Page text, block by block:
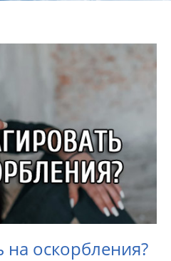
на оскорбления?